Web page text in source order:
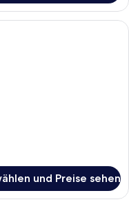
Holzhaus mit großen
und Preise sehen